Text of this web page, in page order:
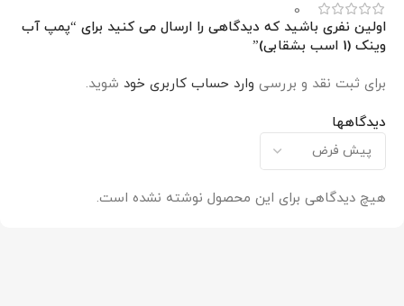
0
دیدگاهها
هیچ دیدگاهی برای این محصول نوشته نشده است.
اولین نفری باشید که دیدگاهی را ارسال می کنید برای “پمپ آب
وینک (1 اسب بشقابی)”
برای ثبت نقد و بررسی وارد حساب کاربری خود شوید.